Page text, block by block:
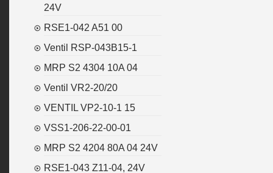
24V
RSE1-042 A51 00
Ventil RSP-043B15-1
MRP S2 4304 10A 04
Ventil VR2-20/20
VENTIL VP2-10-1 15
VSS1-206-22-00-01
MRP S2 4204 80A 04 24V
RSE1-043 Z11-04, 24V